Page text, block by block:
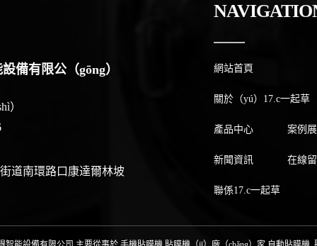
備有限公（gōng）
shì）
道南環路口康達爾林坡
網站首頁
關於（yú）17.c一起草
產品中心 案例
新聞資訊 在線
聯係17.c一起草